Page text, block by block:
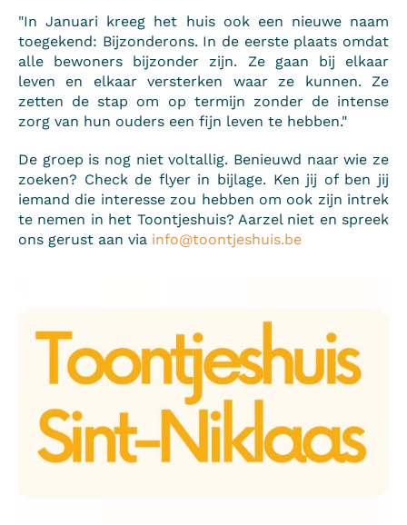
"In Januari kreeg het huis ook een nieuwe naam
toegekend: Bijzonderons. In de eerste plaats omdat
alle bewoners bijzonder zijn. Ze gaan bij elkaar
leven en elkaar versterken waar ze kunnen. Ze
zetten de stap om op termijn zonder de intense
zorg van hun ouders een fijn leven te hebben."
De groep is nog niet voltallig. Benieuwd naar wie ze
zoeken? Check de flyer in bijlage. Ken jij of ben jij
iemand die interesse zou hebben om ook zijn intrek
te nemen in het Toontjeshuis? Aarzel niet en spreek
ons gerust aan via info@toontjeshuis.be